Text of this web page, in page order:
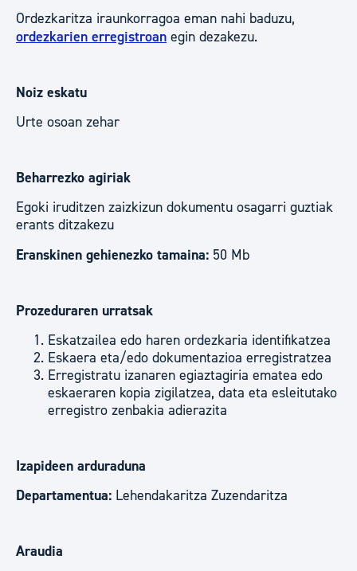
Ordezkaritza iraunkorragoa eman nahi baduzu,
ordezkarien erregistroan egin dezakezu.
Noiz eskatu
Urte osoan zehar
Beharrezko agiriak
Egoki iruditzen zaizkizun dokumentu osagarri guztiak
erants ditzakezu
Eranskinen gehienezko tamaina: 50 Mb
Prozeduraren urratsak
Eskatzailea edo haren ordezkaria identifikatzea
Eskaera eta/edo dokumentazioa erregistratzea
Erregistratu izanaren egiaztagiria ematea edo
eskaeraren kopia zigilatzea, data eta esleitutako
erregistro zenbakia adierazita
Izapideen arduraduna
Departamentua: Lehendakaritza Zuzendaritza
Araudia